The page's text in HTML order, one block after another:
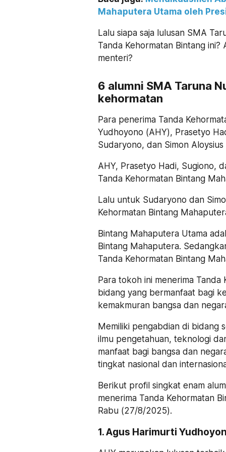
Mahaputera Utama oleh
Lalu siapa saja lulusan SMA
Tanda Kehormatan Bintang ini?
menteri?
6 alumni SMA Taruna
kehormatan
Para penerima Tanda
Yudhoyono (AHY), Prasetyo
Sudaryono, dan Simon
AHY, Prasetyo Hadi, Sugiono,
Tanda Kehormatan Bintang
Lalu untuk Sudaryono dan
Kehormatan Bintang
Bintang Mahaputera Utama
Bintang Mahaputera.
Tanda Kehormatan Bintang
Para tokoh ini menerima
bidang yang bermanfaat bagi
kemakmuran bangsa dan
Memiliki pengabdian di bidang
ilmu pengetahuan, teknologi
manfaat bagi bangsa dan
tingkat nasional dan
Berikut profil singkat enam
menerima Tanda Kehormatan
Rabu (27/8/2025).
1. Agus Harimurti